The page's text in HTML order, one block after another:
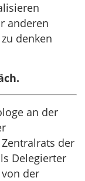
anderen
denken
an der
der
Delegierter
der